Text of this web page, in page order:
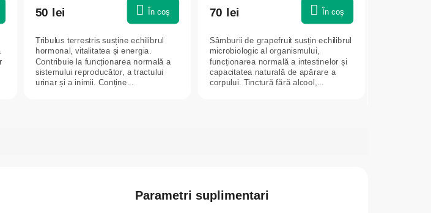
50 lei În coş
Tribulus terrestris susține echilibrul
hormonal, vitalitatea și energia.
Contribuie la funcționarea normală a
sistemului reproducător, a tractului
urinar și a inimii. Conține...
70 lei În coş
Sâmburii de grapefruit susțin echilibrul
microbiologic al organismului,
funcționarea normală a intestinelor și
capacitatea naturală de apărare a
corpului. Tinctură fără alcool,...
Parametri suplimentari